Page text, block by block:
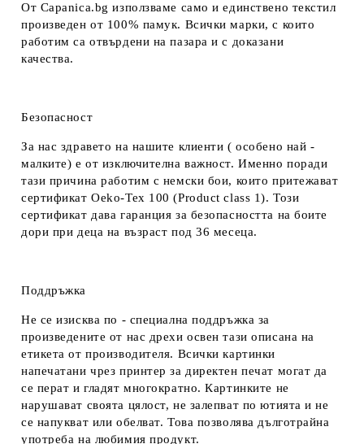
От Capanica.bg използваме само и единствено текстил
произведен от 100% памук. Всички марки, с които
работим са отвърдени на пазара и с доказани
качества.
Безопасност
За нас здравето на нашите клиенти ( особено най -
малките) е от изключителна важност. Именно поради
тази причина работим с немски бои, които притежават
сертификат Oeko-Tex 100 (Product class 1). Този
сертификат дава гаранция за безопасността на боите
дори при деца на възраст под 36 месеца.
Поддръжка
Не се изисква по - специална поддръжка за
произведените от нас дрехи освен тази описана на
етикета от производителя. Всички картинки
напечатани чрез принтер за директен печат могат да
се перат и гладят многократно. Картинките не
нарушават своята цялост, не залепват по ютията и не
се напукват или обелват. Това позволява дълготрайна
употреба на любимия продукт.